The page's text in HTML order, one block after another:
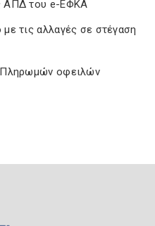
ΑΠΔ του e-ΕΦΚΑ
τις αλλαγές σε στέγαση
Πληρωμών οφειλών